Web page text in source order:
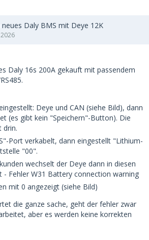
Daly BMS mit Deye 12K
2026
Daly 16s 200A gekauft mit passendem
Deye und CAN (siehe Bild), dann
(es gibt kein "Speichern"-Button). Die
drin.
Port verkabelt, dann eingestellt "Lithium-
"00".
wechselt der Deye dann in diesen
- Fehler W31 Battery connection warning
mit 0 angezeigt (siehe Bild)
die ganze sache, geht der fehler zwar
aber es werden keine korrekten